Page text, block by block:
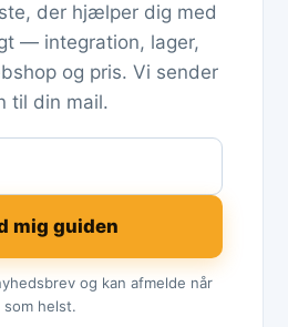
der hjælper dig med
— integration, lager,
og pris. Vi sender
til din mail.
mig guiden
og kan afmelde når
som helst.